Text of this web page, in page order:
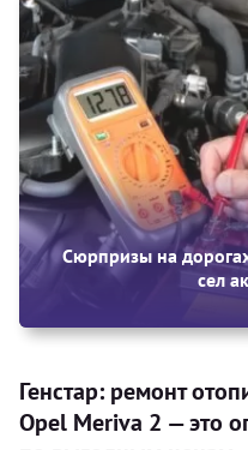
Сюрпризы на
сел
Генстар: ремонт
Opel Meriva 2 — это